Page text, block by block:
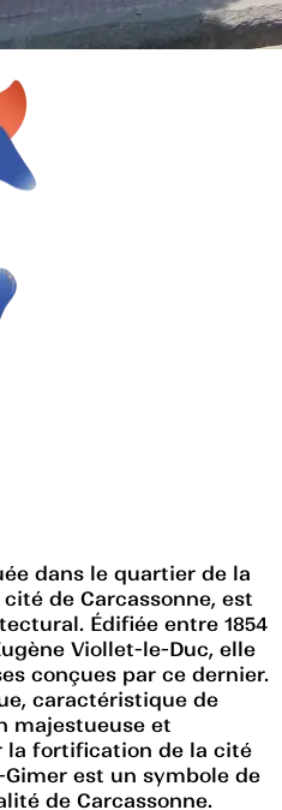
dans le quartier de la
de Carcassonne, est
Édifiée entre 1854
Viollet-le-Duc, elle
conçues par ce dernier.
caractéristique de
majestueuse et
la fortification de la cité
est un symbole de
de Carcassonne.